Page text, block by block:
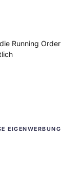
Running Order
EIGENWERBUNG